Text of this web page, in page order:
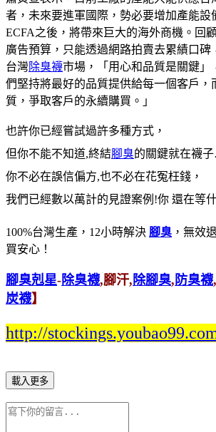
者，未來要進軍國際，勢必要增加產能設
ECFA之後，將帶來巨大的海外商機。回
廣告預算，只能透過網路拍賣去累績口碑
台灣除臭襪市場，「用心和品質是關鍵」
們堅持將最好的品質提供給每一個客戶，
質，爭取客戶的永續購買。」
也許你已經嘗試過許多種方式，
但你不能不知道,終結腳臭的關鍵就在襪
你不必在誤信偏方,也不必在花冤枉錢，
我們已經數以萬計的見證案例!你 還在等什
100%台灣生產，12小時解決 腳臭 ，無效
買安心！
腳臭剋星-除臭襪,腳汗, 除腳臭, 防臭襪
炭襪】
http://
載入更多